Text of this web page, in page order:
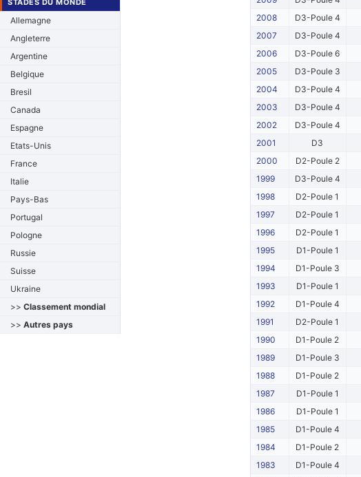
STADES DU MONDE
Allemagne
Angleterre
Argentine
Belgique
Bresil
Canada
Espagne
Etats-Unis
France
Italie
Pays-Bas
Portugal
Pologne
Russie
Suisse
Ukraine
>> Classement mondial
>> Autres pays
2008
D3-Poule 4
2007
D3-Poule 4
2006
D3-Poule 6
2005
D3-Poule 3
2004
D3-Poule 4
2003
D3-Poule 4
2002
D3-Poule 4
2001
D3
2000
D2-Poule 2
1999
D3-Poule 4
1998
D2-Poule 1
1997
D2-Poule 1
1996
D2-Poule 1
1995
D1-Poule 1
1994
D1-Poule 3
1993
D1-Poule 1
1992
D1-Poule 4
1991
D2-Poule 1
1990
D1-Poule 2
1989
D1-Poule 3
1988
D1-Poule 2
1987
D1-Poule 1
1986
D1-Poule 1
1985
D1-Poule 4
1984
D1-Poule 2
1983
D1-Poule 4